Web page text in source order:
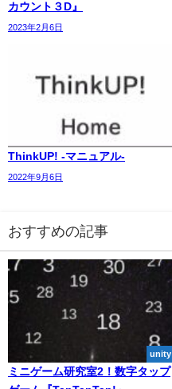
カウント３D』
2023年2月6日
ThinkUP! -マニュアル-
2022年9月6日
おすすめの記事
unity
ミニゲーム研究室2！数字タップ